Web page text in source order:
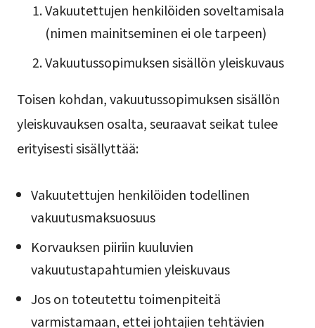
Vakuutettujen henkilöiden soveltamisala
(nimen mainitseminen ei ole tarpeen)
Vakuutussopimuksen sisällön yleiskuvaus
Toisen kohdan, vakuutussopimuksen sisällön
yleiskuvauksen osalta, seuraavat seikat tulee
erityisesti sisällyttää:
Vakuutettujen henkilöiden todellinen
vakuutusmaksuosuus
Korvauksen piiriin kuuluvien
vakuutustapahtumien yleiskuvaus
Jos on toteutettu toimenpiteitä
varmistamaan, ettei johtajien tehtävien